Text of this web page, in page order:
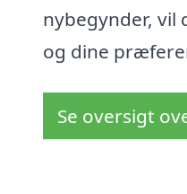
nybegynder, vil
og dine
Se oversigt